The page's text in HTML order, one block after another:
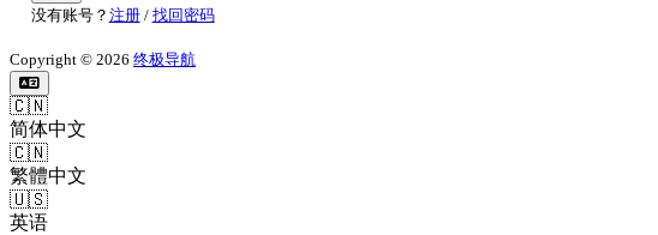
没有账号？ 注册/ 找回密码
Copyright © 2026 终极导航
🇨🇳
简体中文
🇨🇳
繁體中文
🇺🇸
英语